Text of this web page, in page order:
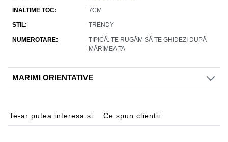
INALTIME TOC 7CM
STIL TRENDY
NUMEROTARE
TIPICĂ. TE RUGĂM SĂ TE GHIDEZI DUPĂ
MĂRIMEA TA
MARIMI ORIENTATIVE
Te-ar putea interesa si Ce spun clientii